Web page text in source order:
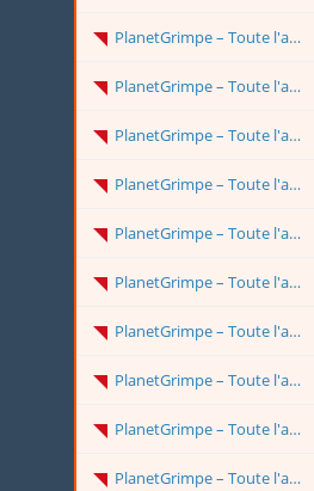
PlanetGrimpe – Toute l'actualité escalade
PlanetGrimpe – Toute l'actualité escalade
PlanetGrimpe – Toute l'actualité escalade
PlanetGrimpe – Toute l'actualité escalade
PlanetGrimpe – Toute l'actualité escalade
PlanetGrimpe – Toute l'actualité escalade
PlanetGrimpe – Toute l'actualité escalade
PlanetGrimpe – Toute l'actualité escalade
PlanetGrimpe – Toute l'actualité escalade
PlanetGrimpe – Toute l'actualité escalade